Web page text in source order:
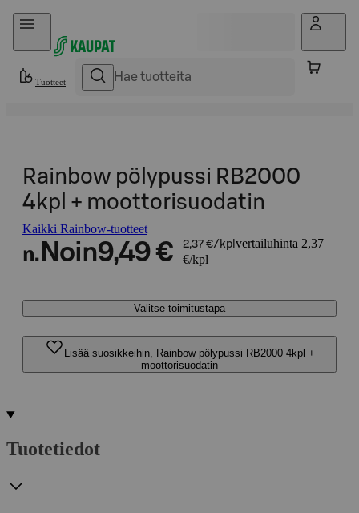
Hyppää sisältöön
Tuotteet
Rainbow pölypussi RB2000
4kpl + moottorisuodatin
Kaikki Rainbow-tuotteet
n. Noin9,49 € 2,37 €/kpl vertailuhinta 2,37
€/kpl
Valitse toimitustapa
Lisää suosikkeihin, Rainbow pölypussi RB2000 4kpl +
moottorisuodatin
Tuotetiedot